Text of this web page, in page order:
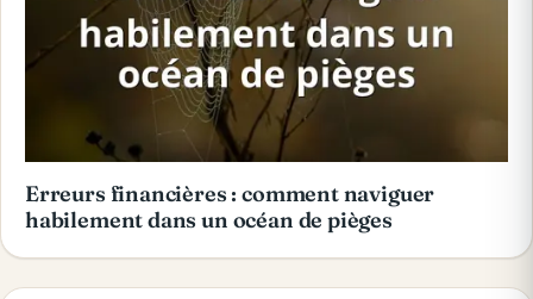
Erreurs financières : comment naviguer
habilement dans un océan de pièges